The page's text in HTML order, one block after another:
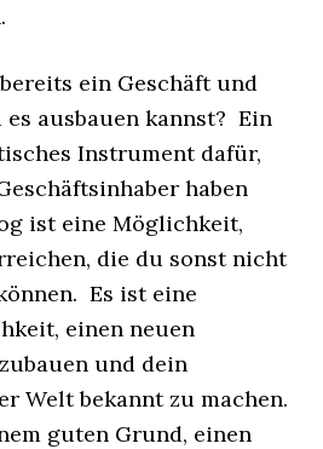
ein Geschäft und
ausbauen kannst? Ein
Instrument dafür,
haben
ist eine Möglichkeit,
die du sonst nicht
Es ist eine
einen neuen
und dein
Welt bekannt zu machen.
guten Grund, einen